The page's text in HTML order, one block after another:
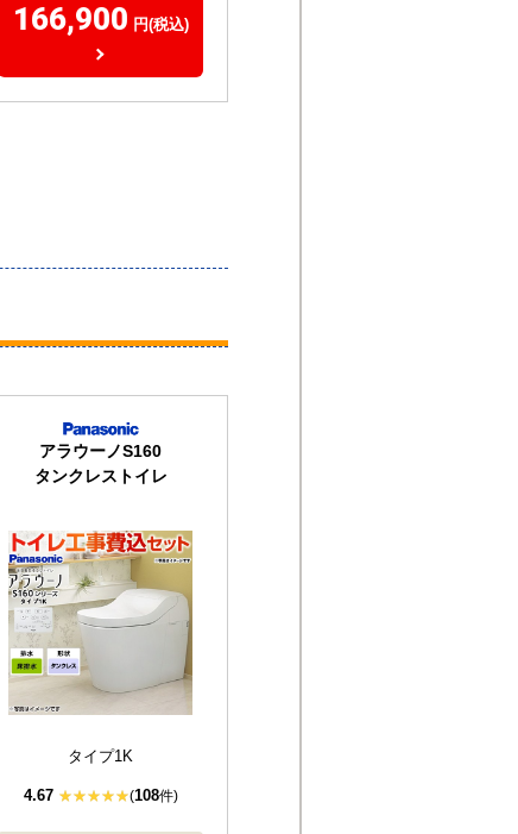
166,900 円(税込)
アラウーノS160
タンクレストイレ
タイプ1K
4.67 (108件)